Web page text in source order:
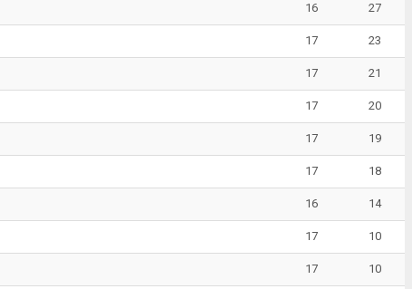
16 27
17 23
17 21
17 20
17 19
17 18
16 14
17 10
17 10